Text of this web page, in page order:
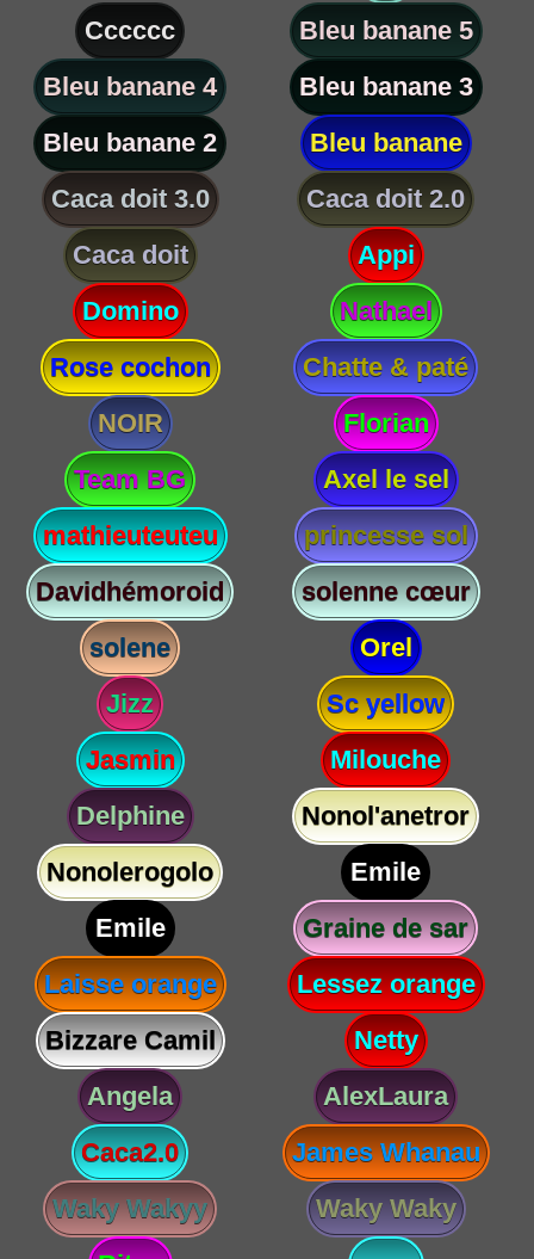
Cccccc
Bleu banane 5
Bleu banane 4
Bleu banane 3
Bleu banane 2
Bleu banane
Caca doit 3.0
Caca doit 2.0
Caca doit
Appi
Domino
Nathael
Rose cochon
Chatte & paté
NOIR
Florian
Team BG
Axel le sel
mathieuteuteu
princesse sol
Davidhémoroid
solenne cœur
solene
Orel
Jizz
Sc yellow
Jasmin
Milouche
Delphine
Nonol'anetror
Nonolerogolo
Emile
Emile
Graine de sar
Laisse orange
Lessez orange
Bizzare Camil
Netty
Angela
AlexLaura
Caca2.0
James Whanau
Waky Wakyy
Waky Waky